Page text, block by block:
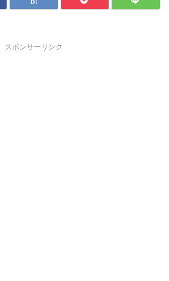
スポンサーリンク